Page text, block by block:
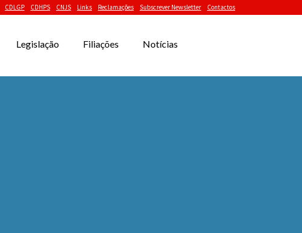
CDLGP CDHPS CNJS Links Reclamações Subscrever Newsletter Contactos
Legislação Filiações Notícias